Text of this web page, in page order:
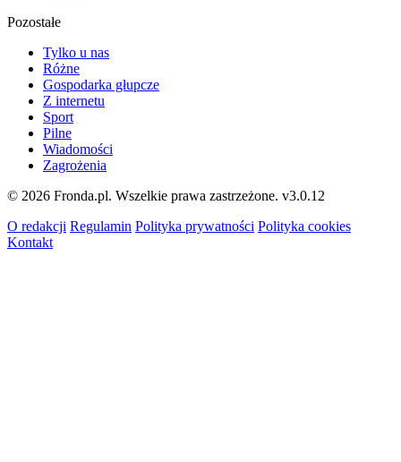
Pozostałe
Tylko u nas
Różne
Gospodarka głupcze
Z internetu
Sport
Pilne
Wiadomości
Zagrożenia
© 2026 Fronda.pl. Wszelkie prawa zastrzeżone. v3.0.12
O redakcji Regulamin Polityka prywatności Polityka cookies
Kontakt